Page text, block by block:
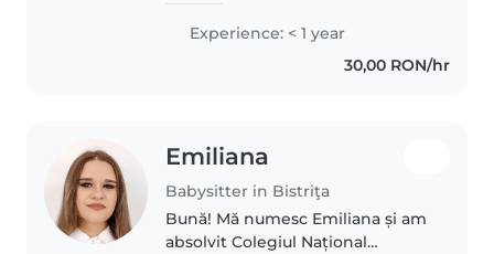
petrec timp cu copiii,avand in
vedere ca am doi frati mai mici
de care am avut grija pe
Experience: < 1 year
30,00 RON/hr
Emiliana
Babysitter in Bistriţa
Bună! Mă numesc Emiliana și am
absolvit Colegiul Național